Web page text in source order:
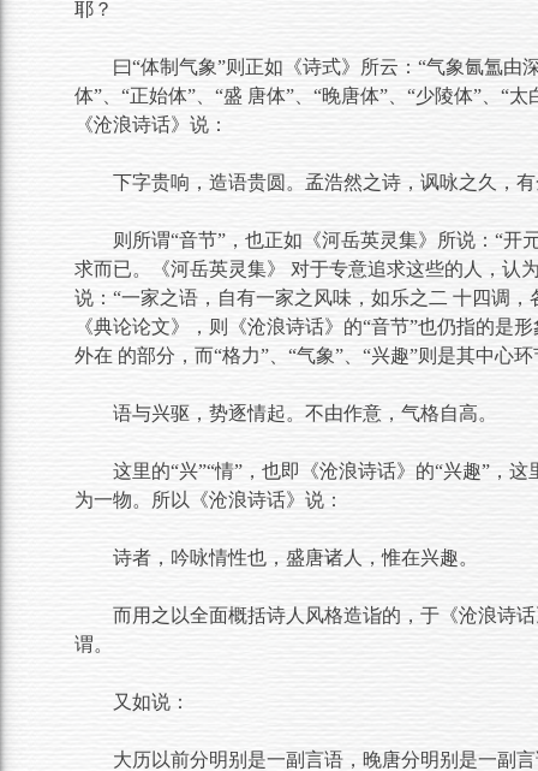
耶？
曰“体制气象”则正如《诗式》所云：“气象氤氲
体”、“正始体”、“盛 唐体”、“晚唐体”、“少陵体”、“
《沧浪诗话》说：
下字贵响，造语贵圆。孟浩然之诗，讽咏之久，
则所谓“音节”，也正如《河岳英灵集》所说：“
求而已。《河岳英灵集》 对于专意追求这些的人，认
说：“一家之语，自有一家之风味，如乐之二 十四调
《典论论文》，则《沧浪诗话》的“音节”也仍指的是
外在 的部分，而“格力”、“气象”、“兴趣”则是其中心
语与兴驱，势逐情起。不由作意，气格自高。
这里的“兴”“情”，也即《沧浪诗话》的“兴趣”，
为一物。所以《沧浪诗话》说：
诗者，吟咏情性也，盛唐诸人，惟在兴趣。
而用之以全面概括诗人风格造诣的，于《沧浪诗
谓。
又如说：
大历以前分明别是一副言语，晚唐分明别是一副